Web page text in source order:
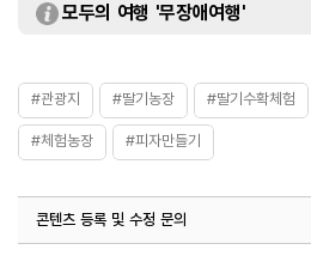
- 18,000원
모두의 여행 '무장애여행'
#관광지 #딸기농장 #딸기수확체험
#체험농장 #피자만들기
콘텐츠 등록 및 수정 문의